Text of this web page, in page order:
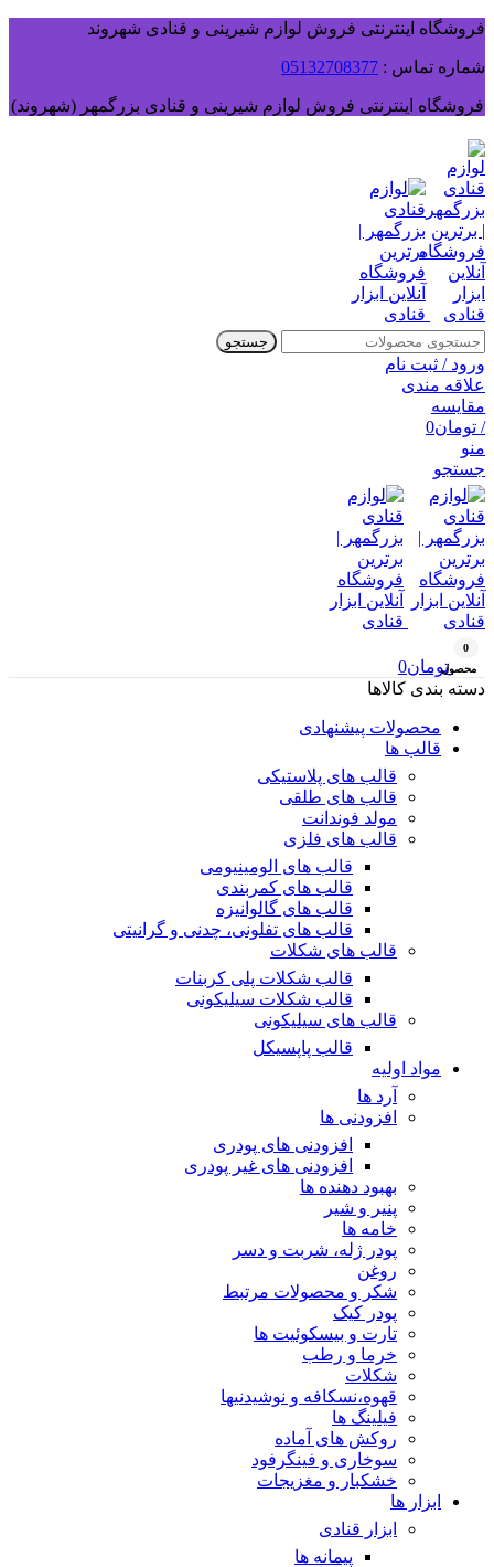
فروشگاه اینترنتی فروش لوازم شیرینی و قنادی شهروند
شماره تماس : 05132708377
فروشگاه اینترنتی فروش لوازم شیرینی و قنادی بزرگمهر (شهروند)
جستجو
ورود / ثبت نام
علاقه مندی
مقایسه
/ تومان0
منو
جستجو
0
محصولتومان0
دسته بندی کالاها
محصولات پیشنهادی
قالب ها
قالب های پلاستیکی
قالب های طلقی
مولد فوندانت
قالب های فلزی
قالب های الومینیومی
قالب های کمربندی
قالب های گالوانیزه
قالب های تفلونی، چدنی و گرانیتی
قالب های شکلات
قالب شکلات پلی کربنات
قالب شکلات سیلیکونی
قالب های سیلیکونی
قالب پاپسیکل
مواد اولیه
آرد ها
افزودنی ها
افزودنی های پودری
افزودنی های غیر پودری
بهبود دهنده ها
پنیر و شیر
خامه ها
پودر ژله، شربت و دسر
روغن
شکر و محصولات مرتبط
پودر کیک
تارت و بیسکوئیت ها
خرما و رطب
شکلات
قهوه،نسکافه و نوشیدنیها
فیلینگ ها
روکش های آماده
سوخاری و فینگرفود
خشکبار و مغزیجات
ابزار ها
ابزار قنادی
پیمانه ها